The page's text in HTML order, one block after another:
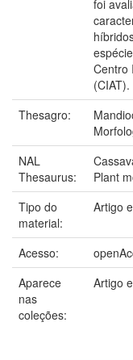
foi
Centro
(CIAT).
Thesagro:
NAL
Thesaurus:
Plant
Tipo do
material:
Artigo
Acesso:
Aparece
nas
coleções:
Artigo